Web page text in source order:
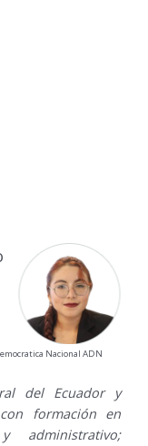
Nacional ADN
del Ecuador y
formación en
administrativo;